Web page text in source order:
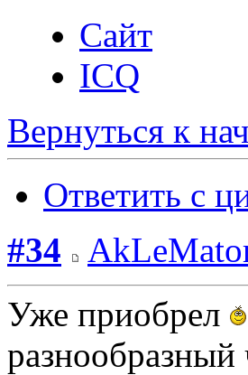
Сайт
ICQ
Вернуться к
Ответить с
#34
Уже приобрел